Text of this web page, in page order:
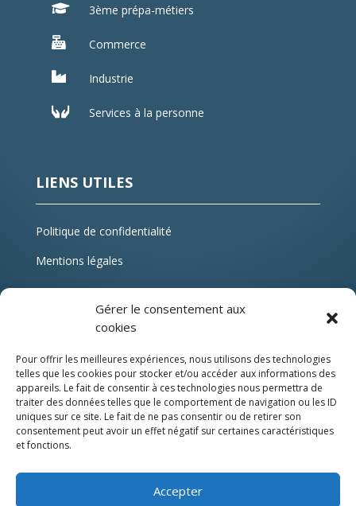
Gérer le consentement aux
cookies
Pour offrir les meilleures expériences, nous utilisons des technologies
telles que les cookies pour stocker et/ou accéder aux informations des
appareils. Le fait de consentir à ces technologies nous permettra de
traiter des données telles que le comportement de navigation ou les ID
uniques sur ce site. Le fait de ne pas consentir ou de retirer son
consentement peut avoir un effet négatif sur certaines caractéristiques
et fonctions.
Accepter
 3ème prépa-métiers
 Commerce
 Industrie
 Services à la personne
LIENS UTILES
Politique de confidentialité
Mentions légales